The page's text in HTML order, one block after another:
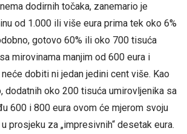
dodirnih točaka, zanemario je
od 1.000 ili više eura prima tek oko 6%
gotovo 60% ili oko 700 tisuća
mirovinama manjim od 600 eura i
dobiti ni jedan jedini cent više. Kao
dodatnih oko 200 tisuća umirovljenika sa
600 i 800 eura ovom će mjerom svoju
prosjeku za „impresivnih“ desetak eura.